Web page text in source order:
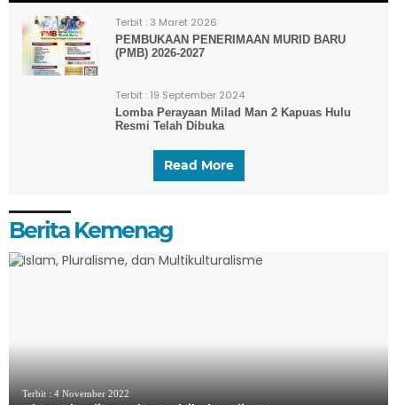
Terbit : 3 Maret 2026
PEMBUKAAN PENERIMAAN MURID BARU
(PMB) 2026-2027
Terbit : 19 September 2024
Lomba Perayaan Milad Man 2 Kapuas Hulu
Resmi Telah Dibuka
Read More
Berita Kemenag
Terbit : 4 November 2022